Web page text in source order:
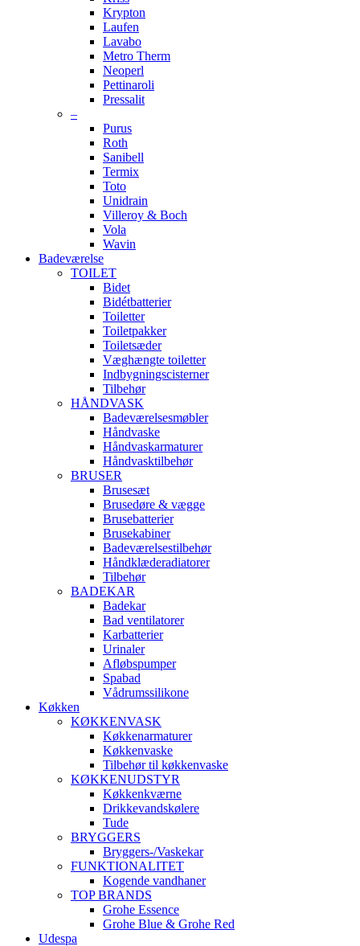
Krypton
Laufen
Lavabo
Metro Therm
Neoperl
Pettinaroli
Pressalit
–
Purus
Roth
Sanibell
Termix
Toto
Unidrain
Villeroy & Boch
Vola
Wavin
Badeværelse
TOILET
Bidet
Bidétbatterier
Toiletter
Toiletpakker
Toiletsæder
Væghængte toiletter
Indbygningscisterner
Tilbehør
HÅNDVASK
Badeværelsesmøbler
Håndvaske
Håndvaskarmaturer
Håndvasktilbehør
BRUSER
Brusesæt
Brusedøre & vægge
Brusebatterier
Brusekabiner
Badeværelsestilbehør
Håndklæderadiatorer
Tilbehør
BADEKAR
Badekar
Bad ventilatorer
Karbatterier
Urinaler
Afløbspumper
Spabad
Vådrumssilikone
Køkken
KØKKENVASK
Køkkenarmaturer
Køkkenvaske
Tilbehør til køkkenvaske
KØKKENUDSTYR
Køkkenkværne
Drikkevandskølere
Tude
BRYGGERS
Bryggers-/Vaskekar
FUNKTIONALITET
Kogende vandhaner
TOP BRANDS
Grohe Essence
Grohe Blue & Grohe Red
Udespa